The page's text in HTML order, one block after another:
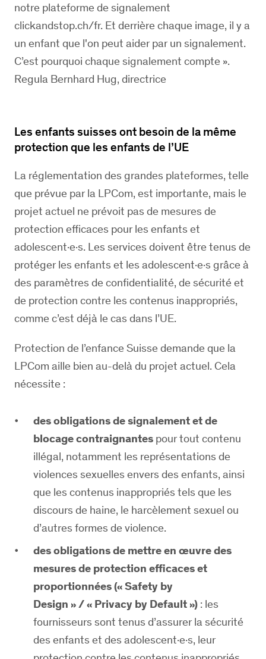
notre plateforme de signalement
clickandstop.ch/fr. Et derrière chaque image, il y a
un enfant que l'on peut aider par un signalement.
C’est pourquoi chaque signalement compte ».
Regula Bernhard Hug, directrice
Les enfants suisses ont besoin de la même
protection que les enfants de l’UE
La réglementation des grandes plateformes, telle
que prévue par la LPCom, est importante, mais le
projet actuel ne prévoit pas de mesures de
protection efficaces pour les enfants et
adolescent·e·s. Les services doivent être tenus de
protéger les enfants et les adolescent·e·s grâce à
des paramètres de confidentialité, de sécurité et
de protection contre les contenus inappropriés,
comme c’est déjà le cas dans l’UE.
Protection de l’enfance Suisse demande que la
LPCom aille bien au-delà du projet actuel. Cela
nécessite :
des obligations de signalement et de
blocage contraignantes pour tout contenu
illégal, notamment les représentations de
violences sexuelles envers des enfants, ainsi
que les contenus inappropriés tels que les
discours de haine, le harcèlement sexuel ou
d’autres formes de violence.
des obligations de mettre en œuvre des
mesures de protection efficaces et
proportionnées(« Safety by
Design » / « Privacy by Default ») : les
fournisseurs sont tenus d’assurer la sécurité
des enfants et des adolescent·e·s, leur